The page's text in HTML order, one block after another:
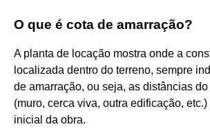
O que é cota de amarração?
A planta de locação mostra onde a
localizada dentro do terreno, sempre
de amarração, ou seja, as distâncias
(muro, cerca viva, outra edificação,
inicial da obra.